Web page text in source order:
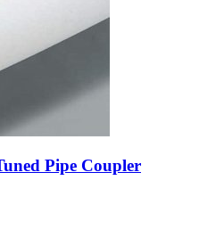
Pipe Coupler